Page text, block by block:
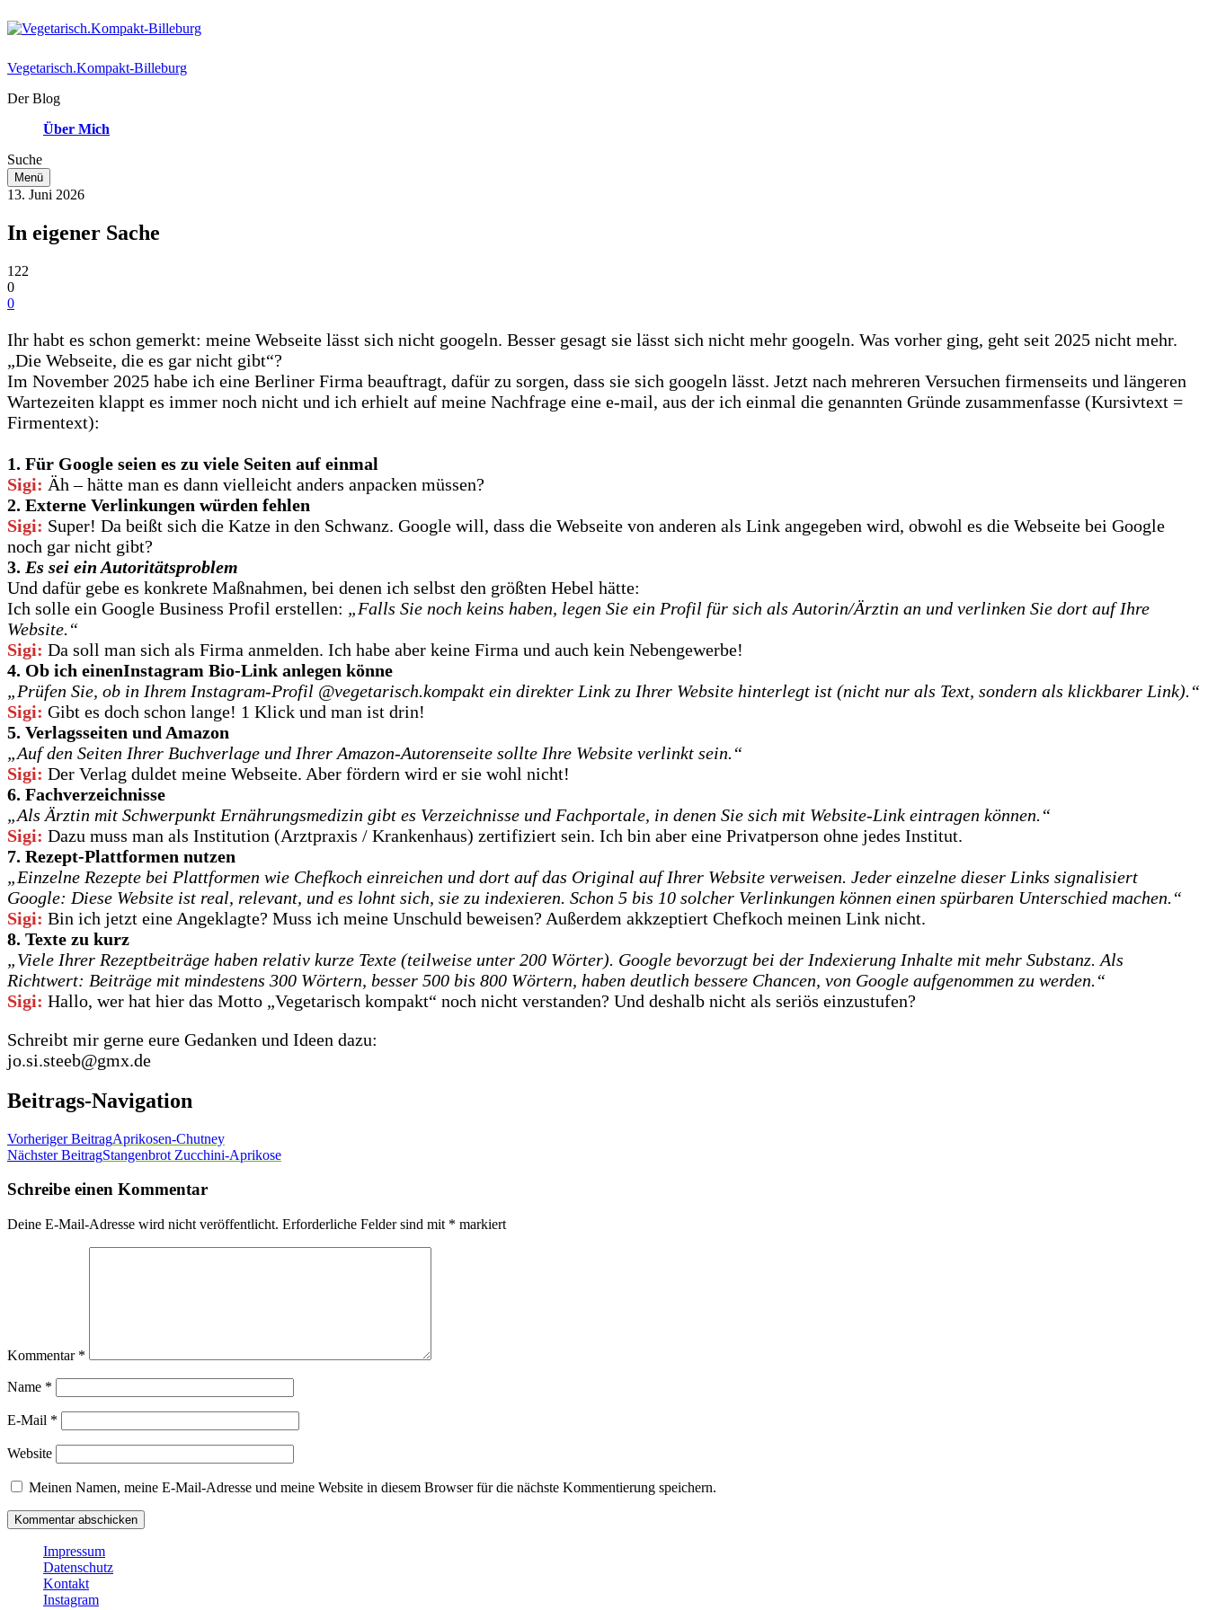
Vegetarisch.Kompakt-Billeburg
Der Blog
Über Mich
Suche
Menü
13. Juni 2026
In eigener Sache
122
0
0
Ihr habt es schon gemerkt: meine Webseite lässt sich nicht googeln. Besser gesagt sie lässt sich nicht mehr googeln. Was vorher ging, geht seit 2025 nicht mehr.
„Die Webseite, die es gar nicht gibt“?
Im November 2025 habe ich eine Berliner Firma beauftragt, dafür zu sorgen, dass sie sich googeln lässt. Jetzt nach mehreren Versuchen firmenseits und längeren
Wartezeiten klappt es immer noch nicht und ich erhielt auf meine Nachfrage eine e-mail, aus der ich einmal die genannten Gründe zusammenfasse (Kursivtext =
Firmentext):
1. Für Google seien es zu viele Seiten auf einmal
Sigi: Äh – hätte man es dann vielleicht anders anpacken müssen?
2. Externe Verlinkungen würden fehlen
Sigi: Super! Da beißt sich die Katze in den Schwanz. Google will, dass die Webseite von anderen als Link angegeben wird, obwohl es die Webseite bei Google
noch gar nicht gibt?
3. Es sei ein Autoritätsproblem
Und dafür gebe es konkrete Maßnahmen, bei denen ich selbst den größten Hebel hätte:
Ich solle ein Google Business Profil erstellen: „Falls Sie noch keins haben, legen Sie ein Profil für sich als Autorin/Ärztin an und verlinken Sie dort auf Ihre
Website.“
Sigi: Da soll man sich als Firma anmelden. Ich habe aber keine Firma und auch kein Nebengewerbe!
4. Ob ich einenInstagram Bio-Link anlegen könne
„Prüfen Sie, ob in Ihrem Instagram-Profil @vegetarisch.kompakt ein direkter Link zu Ihrer Website hinterlegt ist (nicht nur als Text, sondern als klickbarer Link).“
Sigi: Gibt es doch schon lange! 1 Klick und man ist drin!
5. Verlagsseiten und Amazon
„Auf den Seiten Ihrer Buchverlage und Ihrer Amazon-Autorenseite sollte Ihre Website verlinkt sein.“
Sigi: Der Verlag duldet meine Webseite. Aber fördern wird er sie wohl nicht!
6. Fachverzeichnisse
„Als Ärztin mit Schwerpunkt Ernährungsmedizin gibt es Verzeichnisse und Fachportale, in denen Sie sich mit Website-Link eintragen können.“
Sigi: Dazu muss man als Institution (Arztpraxis / Krankenhaus) zertifiziert sein. Ich bin aber eine Privatperson ohne jedes Institut.
7. Rezept-Plattformen nutzen
„Einzelne Rezepte bei Plattformen wie Chefkoch einreichen und dort auf das Original auf Ihrer Website verweisen. Jeder einzelne dieser Links signalisiert
Google: Diese Website ist real, relevant, und es lohnt sich, sie zu indexieren. Schon 5 bis 10 solcher Verlinkungen können einen spürbaren Unterschied machen.“
Sigi: Bin ich jetzt eine Angeklagte? Muss ich meine Unschuld beweisen? Außerdem akkzeptiert Chefkoch meinen Link nicht.
8. Texte zu kurz
„Viele Ihrer Rezeptbeiträge haben relativ kurze Texte (teilweise unter 200 Wörter). Google bevorzugt bei der Indexierung Inhalte mit mehr Substanz. Als
Richtwert: Beiträge mit mindestens 300 Wörtern, besser 500 bis 800 Wörtern, haben deutlich bessere Chancen, von Google aufgenommen zu werden.“
Sigi: Hallo, wer hat hier das Motto „Vegetarisch kompakt“ noch nicht verstanden? Und deshalb nicht als seriös einzustufen?
Schreibt mir gerne eure Gedanken und Ideen dazu:
jo.si.steeb@gmx.de
Beitrags-Navigation
Vorheriger BeitragAprikosen-Chutney
Nächster BeitragStangenbrot Zucchini-Aprikose
Schreibe einen Kommentar
Deine E-Mail-Adresse wird nicht veröffentlicht. Erforderliche Felder sind mit * markiert
Kommentar *
Name *
E-Mail *
Website
Meinen Namen, meine E-Mail-Adresse und meine Website in diesem Browser für die nächste Kommentierung speichern.
Impressum
Datenschutz
Kontakt
Instagram